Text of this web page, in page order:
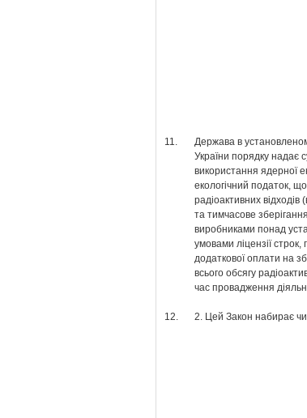
11.
Держава в
України порядку надає
використання ядерної
екологічний податок,
радіоактивних
та тимчасове
виробниками понад
умовами ліцензії
додаткової оплати на
всього обсягу
час провадження
12. 2. Цей Закон набирає